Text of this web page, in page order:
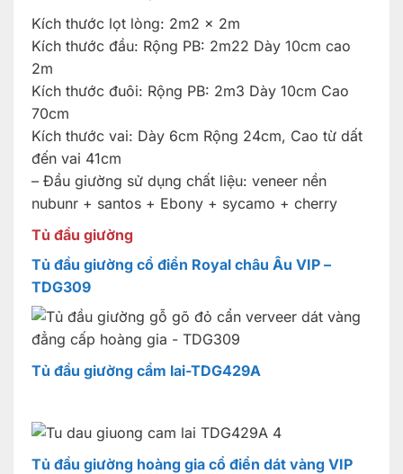
Kích thước lọt lòng: 2m2 x 2m
Kích thước đầu: Rộng PB: 2m22 Dày 10cm cao
2m
Kích thước đuôi: Rộng PB: 2m3 Dày 10cm Cao
70cm
Kích thước vai: Dày 6cm Rộng 24cm, Cao từ dất
đến vai 41cm
– Đầu giường sử dụng chất liệu: veneer nền
nubunr + santos + Ebony + sycamo + cherry
Tủ đầu giường
Tủ đầu giường cổ điển Royal châu Âu VIP –
TDG309
Tủ đầu giường cẩm lai-TDG429A
Tủ đầu giường hoàng gia cổ điển dát vàng VIP